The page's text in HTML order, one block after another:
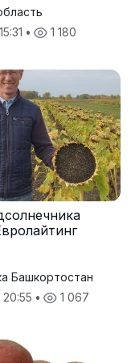
• 1 180
Башкортостан
• 1 067